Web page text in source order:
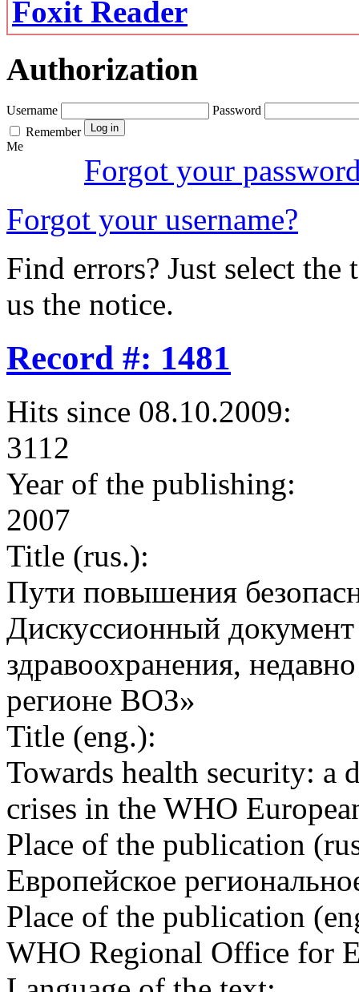
Foxit Reader
Authorization
Username
Password
Remember
Me
Forgot your
Forgot your username?
Find errors? Just select
us the notice.
Record #: 1481
Hits since 08.10.2009:
3112
Year of the publishing:
2007
Title (rus.):
Пути повышения
Дискуссионный
здравоохранения,
регионе ВОЗ»
Title (eng.):
Towards health security: a
crises in the WHO
Place of the publication
Европейское
Place of the publication
WHO Regional Office for